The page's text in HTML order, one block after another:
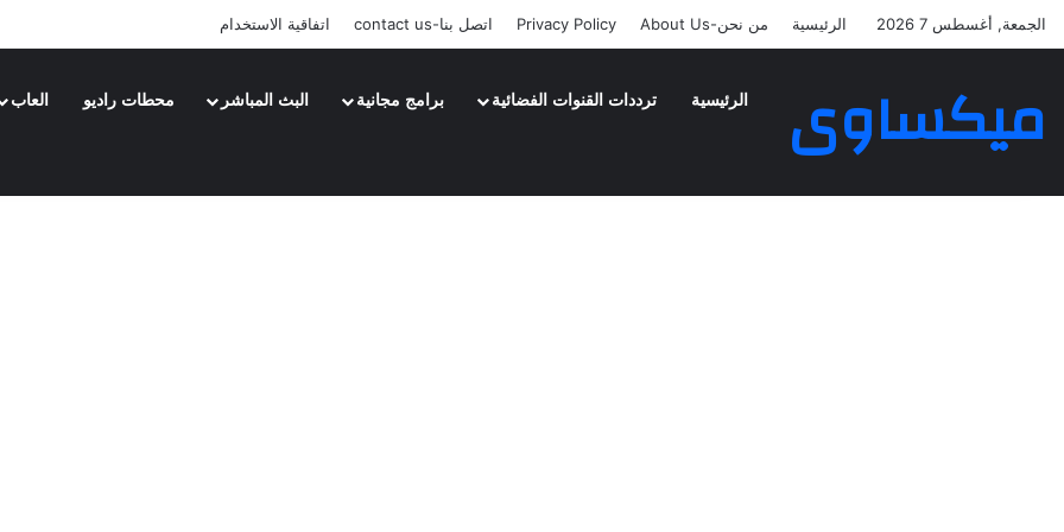
الجمعة, أغسطس 7 2026 الرئيسية من نحن-About Us Privacy Policy اتصل بنا-contact us اتفاقية الاستخدام
ميكساوى الرئيسية ترددات القنوات الفضائية برامج مجانية البث المباشر محطات راديو العاب